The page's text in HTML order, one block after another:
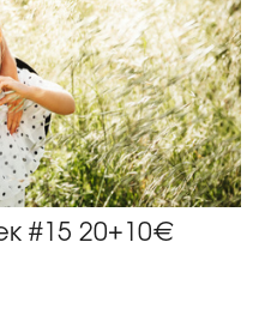
#15 20+10€